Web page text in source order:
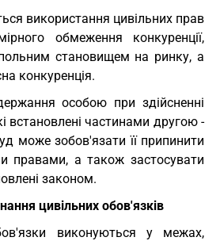
використання цивільних прав
обмеження конкуренції,
становищем на ринку, а
конкуренція.
особою при здійсненні
встановлені частинами другою -
може зобов'язати її припинити
правами, а також застосувати
законом.
цивільних обов'язків
виконуються у межах,